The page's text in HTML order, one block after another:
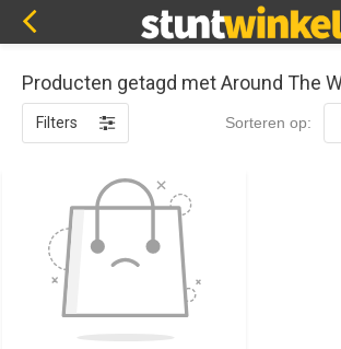
Producten getagd met Around The
Filters Sorteren op: